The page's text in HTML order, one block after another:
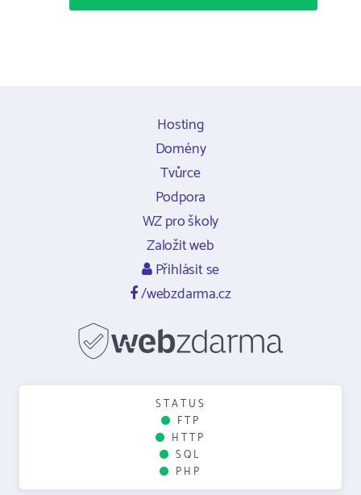
Hosting
Domény
Tvůrce
Podpora
WZ pro školy
Založit web
Přihlásit se
/webzdarma.cz
STATUS
FTP
HTTP
SQL
PHP